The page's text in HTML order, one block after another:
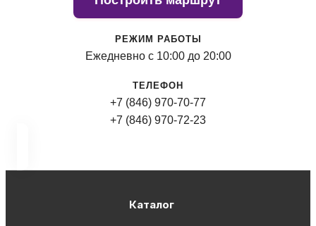
РЕЖИМ РАБОТЫ
Ежедневно с 10:00 до 20:00
ТЕЛЕФОН
+7 (846) 970-70-77
+7 (846) 970-72-23
Каталог